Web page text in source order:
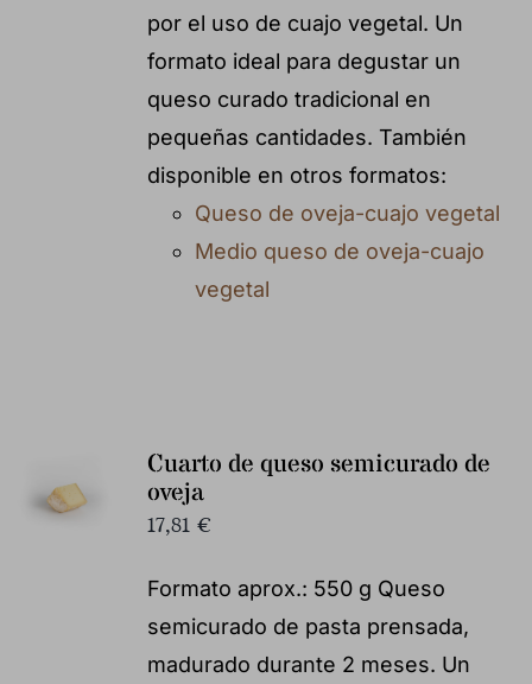
por el uso de cuajo vegetal. Un
formato ideal para degustar un
queso curado tradicional en
pequeñas cantidades. También
disponible en otros formatos:
Queso de oveja-cuajo vegetal
Medio queso de oveja-cuajo
vegetal
Cuarto de queso semicurado de
oveja
17,81 €
Formato aprox.: 550 g Queso
semicurado de pasta prensada,
madurado durante 2 meses. Un